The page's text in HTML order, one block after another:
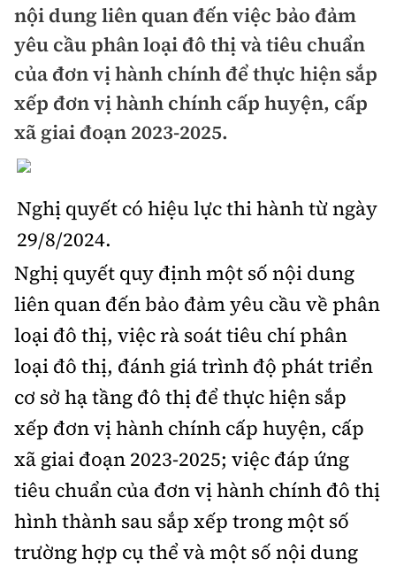
Chuyện dọc đường
Cải chính
Quy hoạch kiến trúc
Vật liệu xây dựng
Giám định chất lượng
Quản lý
Đường bộ
Hàng không
Đường sắt
Đăng kiểm
Đường sắt tốc độ cao
Đường thủy
Hàng hải
Đường sắt đô thị
Nhà thầu
Mời thầu - Đấu thầu
Thi viết về GTVT
Kinh tế
Thị trường
Tài chính
Chứng khoán
Bảo hiểm
Doanh nghiệp
Pháp luật
Thanh tra
An ninh hình sự
Điều tra
Pháp đình
Hỏi - Đáp
An toàn giao thông
ATGT địa phương
Văn hóa giao thông
Lái xe an toàn
Chung tay vì ATGT
Gương sáng giao thông
Chất lượng sống
Giáo dục
Y tế
Đời sống
Lao động - Công đoàn
Văn hóa - Giải Trí
Văn hóa
Showbiz
Điện ảnh
Âm nhạc
Thể thao
Bóng đá
Bình luận
Hậu trường sao
360 độ thể thao
Công nghệ
Công nghệ mới
Sản phẩm mới
Tư vấn
Thế giới
Thời sự Quốc tế
Hồ sơ tài liệu
Thế giới giao thông
Đi ++
Du lịch
Khám phá
Video
Thời sự
nội dung liên quan đến việc bảo đảm
yêu cầu phân loại đô thị và tiêu chuẩn
của đơn vị hành chính để thực hiện sắp
xếp đơn vị hành chính cấp huyện, cấp
xã giai đoạn 2023-2025.
Nghị quyết có hiệu lực thi hành từ ngày
29/8/2024.
Nghị quyết quy định một số nội dung
liên quan đến bảo đảm yêu cầu về phân
loại đô thị, việc rà soát tiêu chí phân
loại đô thị, đánh giá trình độ phát triển
cơ sở hạ tầng đô thị để thực hiện sắp
xếp đơn vị hành chính cấp huyện, cấp
xã giai đoạn 2023-2025; việc đáp ứng
tiêu chuẩn của đơn vị hành chính đô thị
hình thành sau sắp xếp trong một số
trường hợp cụ thể và một số nội dung